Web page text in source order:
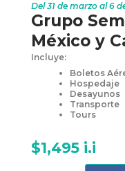
Del 31 de marzo al 6
Grupo
México y
Incluye:
Boletos
Hospedaje
Desayunos
Transporte
Tours
$1,495 i.i